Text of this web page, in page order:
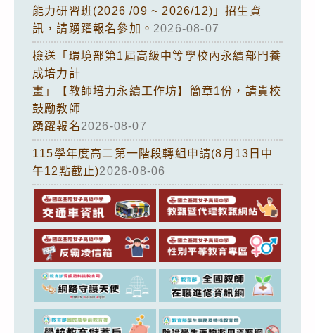
能力研習班(2026 /09 ~ 2026/12)」招生資
訊，請踴躍報名參加。 2026-08-07
檢送「環境部第1屆高級中等學校內永續部門養
成培力計
畫」【教師培力永續工作坊】簡章1份，請貴校
鼓勵教師
踴躍報名2026-08-07
115學年度高二第一階段轉組申請(8月13日中
午12點截止)2026-08-06